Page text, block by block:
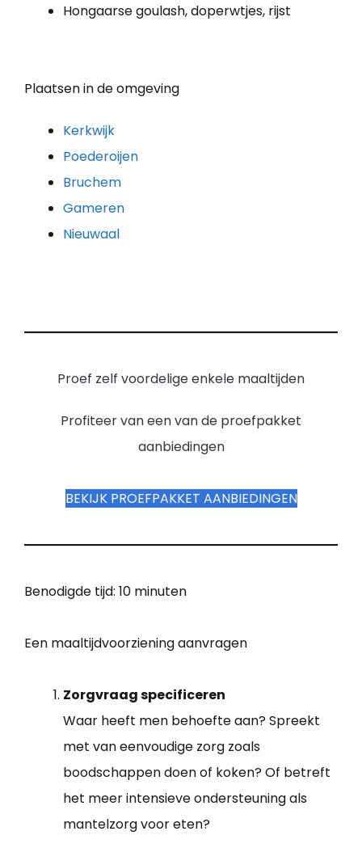
Hongaarse goulash, doperwtjes, rijst
Plaatsen in de omgeving
Kerkwijk
Poederoijen
Bruchem
Gameren
Nieuwaal
Proef zelf voordelige enkele maaltijden
Profiteer van een van de proefpakket
aanbiedingen
BEKIJK PROEFPAKKET AANBIEDINGEN
Benodigde tijd: 10 minuten
Een maaltijdvoorziening aanvragen
Zorgvraag specificeren
Waar heeft men behoefte aan? Spreekt
met van eenvoudige zorg zoals
boodschappen doen of koken? Of betreft
het meer intensieve ondersteuning als
mantelzorg voor eten?